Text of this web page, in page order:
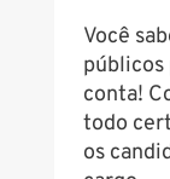
Você
públicos
conta!
todo
os